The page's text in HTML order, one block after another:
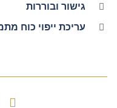
גישור ובוררות
עריכת ייפוי כוח